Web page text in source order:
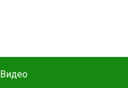
Видео